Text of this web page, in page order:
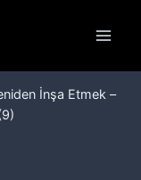
İnşa Etmek –